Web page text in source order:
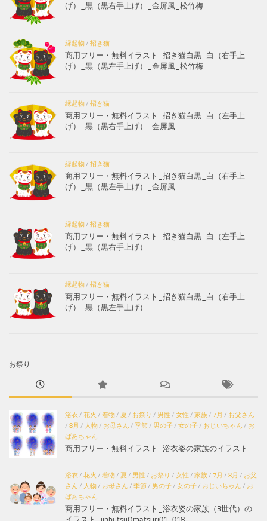
げ）_黒（黒右手上げ）_金屏風_松竹梅
縁起物 / 招き猫
商用フリー・無料イラスト_招き猫白黒_白（右手上
げ）_黒（黒左手上げ）_金屏風_松竹梅
縁起物 / 招き猫
商用フリー・無料イラスト_招き猫白黒_白（左手上
げ）_黒（黒右手上げ）_金屏風
縁起物 / 招き猫
商用フリー・無料イラスト_招き猫白黒_白（右手上
げ）_黒（黒左手上げ）_金屏風
縁起物 / 招き猫
商用フリー・無料イラスト_招き猫白黒_白（左手上
げ）_黒（黒右手上げ）
縁起物 / 招き猫
商用フリー・無料イラスト_招き猫白黒_白（右手上
げ）_黒（黒左手上げ）
お祭り
浴衣 / 花火 / 着物 / 夏 / お祭り / 男性 / 女性 / 家族 / 7月 / お父さん
/ 8月 / 人物 / お母さん / 季節 / 男の子 / 女の子 / おじいちゃん / お
ばあちゃん
商用フリー・無料イラスト_浴衣姿の家族のイラスト
浴衣 / 花火 / 着物 / 夏 / 男性 / お祭り / 女性 / 家族 / 7月 / 8月 / お父
さん / 人物 / お母さん / 季節 / 男の子 / 女の子 / おじいちゃん / お
ばあちゃん
商用フリー・無料イラスト_浴衣姿の家族（3世代）の
イラスト_jinbutsuOmatsuri01_018